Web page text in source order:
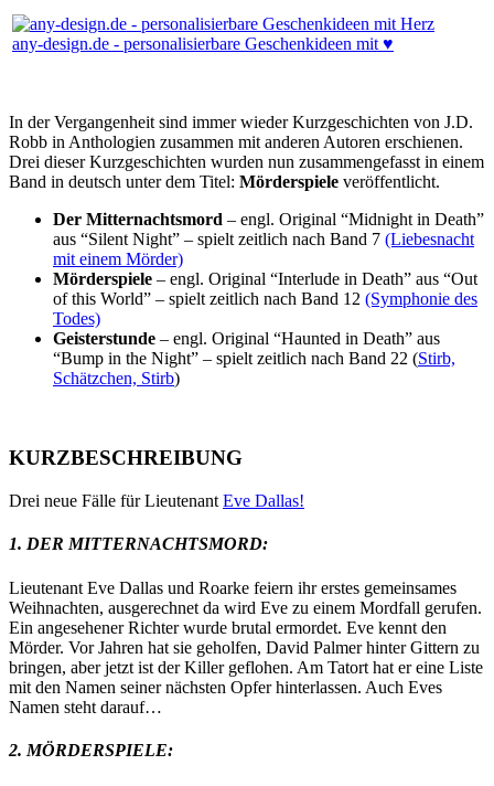
any-design.de - personalisierbare Geschenkideen mit ♥
In der Vergangenheit sind immer wieder Kurzgeschichten von J.D.
Robb in Anthologien zusammen mit anderen Autoren erschienen.
Drei dieser Kurzgeschichten wurden nun zusammengefasst in einem
Band in deutsch unter dem Titel: Mörderspiele veröffentlicht.
Der Mitternachtsmord – engl. Original “Midnight in Death”
aus “Silent Night” – spielt zeitlich nach Band 7 (Liebesnacht
mit einem Mörder)
Mörderspiele – engl. Original “Interlude in Death” aus “Out
of this World” – spielt zeitlich nach Band 12 (Symphonie des
Todes)
Geisterstunde – engl. Original “Haunted in Death” aus
“Bump in the Night” – spielt zeitlich nach Band 22 (Stirb,
Schätzchen, Stirb)
KURZBESCHREIBUNG
Drei neue Fälle für Lieutenant Eve Dallas!
1. DER MITTERNACHTSMORD:
Lieutenant Eve Dallas und Roarke feiern ihr erstes gemeinsames
Weihnachten, ausgerechnet da wird Eve zu einem Mordfall gerufen.
Ein angesehener Richter wurde brutal ermordet. Eve kennt den
Mörder. Vor Jahren hat sie geholfen, David Palmer hinter Gittern zu
bringen, aber jetzt ist der Killer geflohen. Am Tatort hat er eine Liste
mit den Namen seiner nächsten Opfer hinterlassen. Auch Eves
Namen steht darauf…
2. MÖRDERSPIELE: